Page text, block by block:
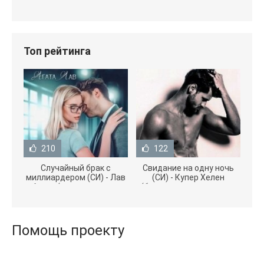
Топ рейтинга
210
Случайный брак с
миллиардером (СИ) - Лав
Агата (полная версия
122
Свидание на одну ночь
(СИ) - Купер Хелен
(бесплатные серии книг
Помощь проекту